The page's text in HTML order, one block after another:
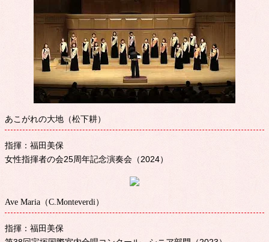
あこがれの大地（松下耕）
指揮：福田美保
女性指揮者の会25周年記念演奏会（2024）
Ave Maria（C.Monteverdi）
指揮：福田美保